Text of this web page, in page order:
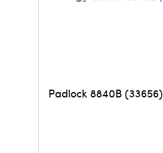
Padlock 8840B (33656)